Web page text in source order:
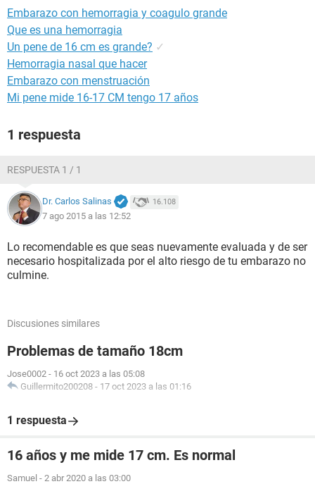
Embarazo con hemorragia y coagulo grande
Que es una hemorragia
Un pene de 16 cm es grande? ✓
Hemorragia nasal que hacer
Embarazo con menstruación
Mi pene mide 16-17 CM tengo 17 años
1 respuesta
RESPUESTA 1 / 1
Dr. Carlos Salinas 16.108
7 ago 2015 a las 12:52
Lo recomendable es que seas nuevamente evaluada y de ser
necesario hospitalizada por el alto riesgo de tu embarazo no
culmine.
Discusiones similares
Problemas de tamaño 18cm
Jose0002 - 16 oct 2023 a las 05:08
Guillermito200208 - 17 oct 2023 a las 01:16
1 respuesta
16 años y me mide 17 cm. Es normal
Samuel - 2 abr 2020 a las 03:00